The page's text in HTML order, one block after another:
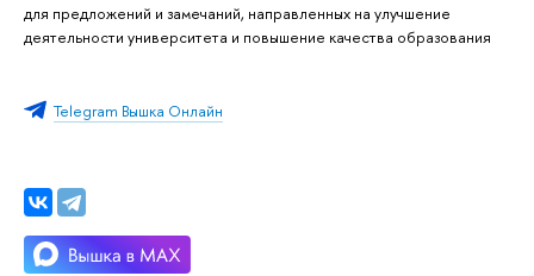
для предложений и замечаний, направленных на улучшение
деятельности университета и повышение качества образования
Telegram Вышка Онлайн